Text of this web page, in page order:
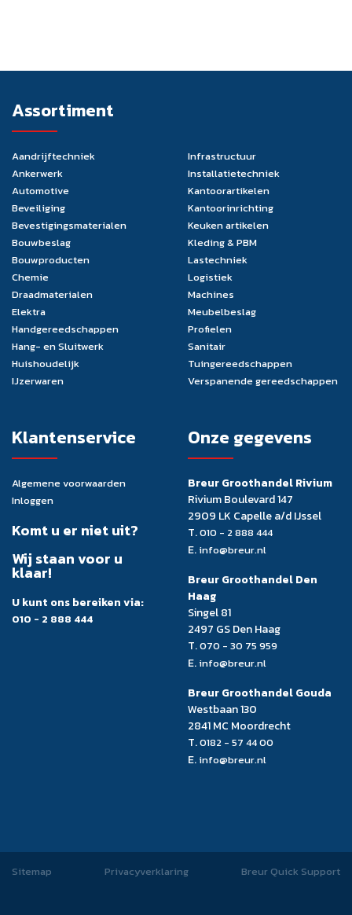
Assortiment
Aandrijftechniek
Ankerwerk
Automotive
Beveiliging
Bevestigingsmaterialen
Bouwbeslag
Bouwproducten
Chemie
Draadmaterialen
Elektra
Handgereedschappen
Hang- en Sluitwerk
Huishoudelijk
IJzerwaren
Infrastructuur
Installatietechniek
Kantoorartikelen
Kantoorinrichting
Keuken artikelen
Kleding & PBM
Lastechniek
Logistiek
Machines
Meubelbeslag
Profielen
Sanitair
Tuingereedschappen
Verspanende gereedschappen
Klantenservice
Algemene voorwaarden
Inloggen
Komt u er niet uit?
Wij staan voor u
klaar!
U kunt ons bereiken via:
010 - 2 888 444
Onze gegevens
Breur Groothandel Rivium
Rivium Boulevard 147
2909 LK Capelle a/d IJssel
T.010 - 2 888 444
E. info@breur.nl
Breur Groothandel Den
Haag
Singel 81
2497 GS Den Haag
T.070 - 30 75 959
E. info@breur.nl
Breur Groothandel Gouda
Westbaan 130
2841 MC Moordrecht
T.0182 - 57 44 00
E. info@breur.nl
Sitemap Privacyverklaring Breur Quick Support